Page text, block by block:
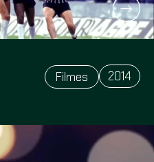
Filmes 2014